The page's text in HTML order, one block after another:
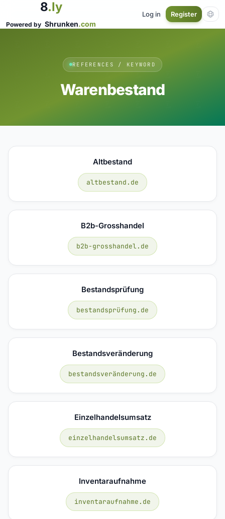
8.ly
Powered by Shrunken.com
Log in Register
REFERENCES / KEYWORD
Warenbestand
Altbestand
altbestand.de
B2b-Grosshandel
b2b-grosshandel.de
Bestandsprüfung
bestandsprüfung.de
Bestandsveränderung
bestandsveränderung.de
Einzelhandelsumsatz
einzelhandelsumsatz.de
Inventaraufnahme
inventaraufnahme.de